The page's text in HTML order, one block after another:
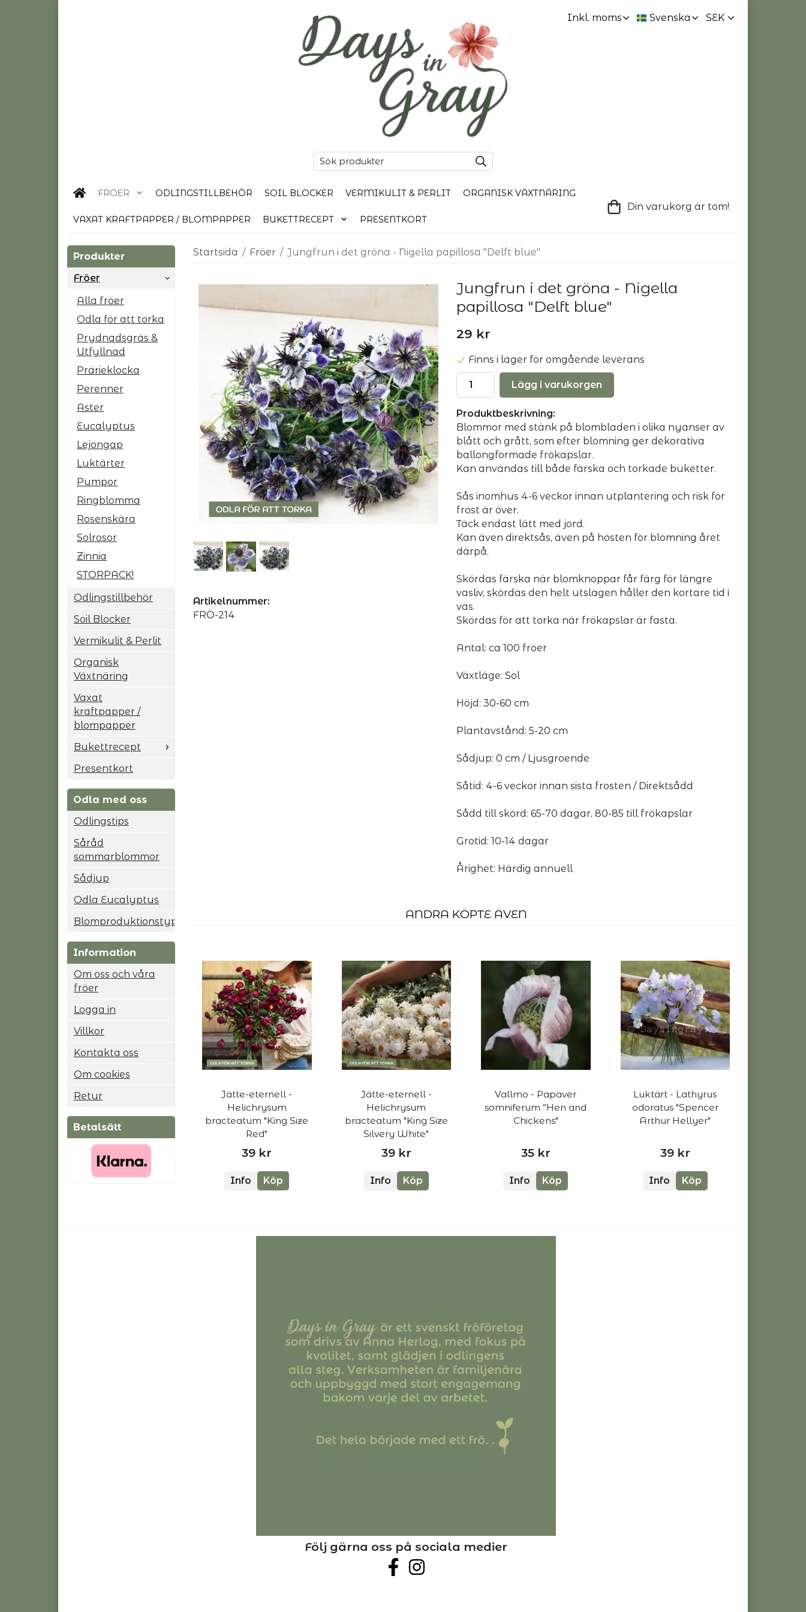
FRÖER ODLINGSTILLBEHÖR SOIL BLOCKER VERMIKULIT & PERLIT ORGANISK VÄXTNÄRING
VAXAT KRAFTPAPPER / BLOMPAPPER BUKETTRECEPT PRESENTKORT
Din varukorg är tom!
Produkter
Fröer
Alla fröer
Odla för att torka
Prydnadsgräs &
Utfyllnad
Prärieklocka
Perenner
Aster
Eucalyptus
Lejongap
Luktärter
Pumpor
Ringblomma
Rosenskära
Solrosor
Zinnia
STORPACK!
Odlingstillbehör
Soil Blocker
Vermikulit & Perlit
Organisk
Växtnäring
Vaxat
kraftpapper /
blompapper
Bukettrecept
Presentkort
Odla med oss
Odlingstips
Såråd
sommarblommor
Sådjup
Odla Eucalyptus
Blomproduktionstyp
Information
Om oss och våra
fröer
Logga in
Villkor
Kontakta oss
Om cookies
Retur
Betalsätt
Startsida / Fröer / Jungfrun i det gröna - Nigella papillosa "Delft blue"
Jungfrun i det gröna - Nigella
papillosa "Delft blue"
29 kr
Finns i lager för omgående leverans
Lägg i varukorgen
Produktbeskrivning:
Blommor med stänk på blombladen i olika nyanser av
blått och grått, som efter blomning ger dekorativa
ballongformade frökapslar.
Kan användas till både färska och torkade buketter.
Sås inomhus 4-6 veckor innan utplantering och risk för
frost är över.
Täck endast lätt med jord.
Kan även direktsås, även på hösten för blomning året
därpå.
Skördas färska när blomknoppar får färg för längre
vasliv, skördas den helt utslagen håller den kortare tid i
vas.
Skördas för att torka när frökapslar är fasta.
Antal: ca 100 fröer
Växtläge: Sol
Höjd: 30-60 cm
Plantavstånd: 5-20 cm
Sådjup: 0 cm / Ljusgroende
Såtid: 4-6 veckor innan sista frosten / Direktsådd
Sådd till skörd: 65-70 dagar, 80-85 till frökapslar
Grotid: 10-14 dagar
Årighet: Härdig annuell
Artikelnummer:
FRÖ-214
ANDRA KÖPTE ÄVEN
Jätte-eternell -
Helichrysum
bracteatum "King Size
Red"
39 kr
Info Köp
Jätte-eternell -
Helichrysum
bracteatum "King Size
Silvery White"
39 kr
Info Köp
Vallmo - Papaver
somniferum ”Hen and
Chickens"
35 kr
Info Köp
Luktärt - Lathyrus
odoratus "Spencer
Arthur Hellyer"
39 kr
Info Köp
Följ gärna oss på sociala medier